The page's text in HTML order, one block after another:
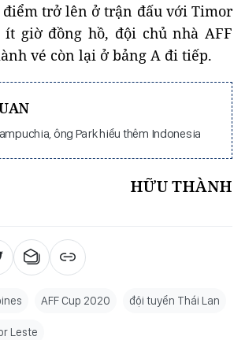
trở lên ở trận đấu với Timor
ít giờ đồng hồ, đội chủ nhà AFF
vé còn lại ở bảng A đi tiếp.
ông Park hiểu thêm Indonesia
HỮU THÀNH
AFF Cup 2020 đội tuyển Thái Lan
Leste